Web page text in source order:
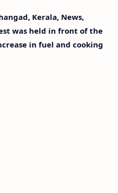
Kerala, News,
was held in front of the
in fuel and cooking